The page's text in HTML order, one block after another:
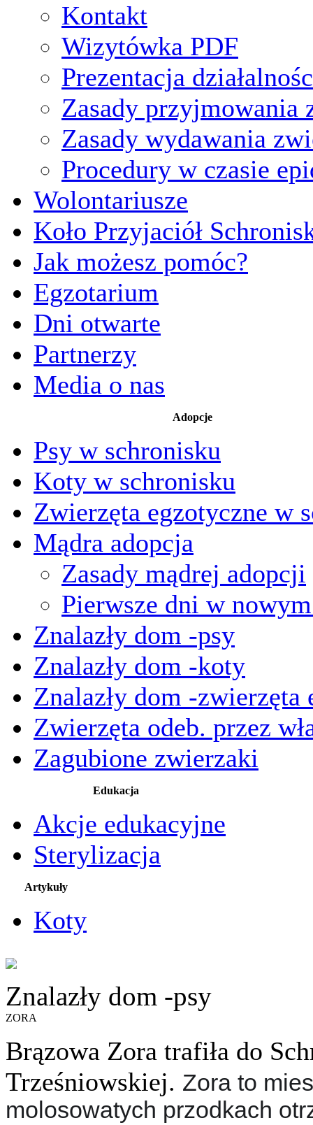
Kontakt
Wizytówka PDF
Prezentacja
Zasady przyjmowania
Zasady wydawania
Procedury w czasie
Wolontariusze
Koło Przyjaciół
Jak możesz pomóc?
Egzotarium
Dni otwarte
Partnerzy
Media o nas
Adopcje
Psy w schronisku
Koty w schronisku
Zwierzęta egzotyczne w
Mądra adopcja
Zasady mądrej adopcji
Pierwsze dni w
Znalazły dom -psy
Znalazły dom -koty
Znalazły dom -zwierzęta
Zwierzęta odeb. przez
Zagubione zwierzaki
Edukacja
Akcje edukacyjne
Sterylizacja
Artykuły
Koty
Znalazły dom -psy
ZORA
Brązowa Zora trafiła do
Trześniowskiej. Zora to
molosowatych przodkach